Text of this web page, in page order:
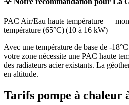
PAC Air/Eau haute température —
température (65°C) (10 à 16 kW)
Avec une température de base de -
votre zone nécessite une PAC haute
des radiateurs acier existants. La
en altitude.
Tarifs pompe à chaleur